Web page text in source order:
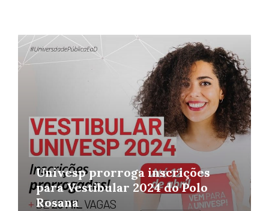
Univesp prorroga inscrições
para Vestibular 2024 do Polo
Rosana
Leia
Mais